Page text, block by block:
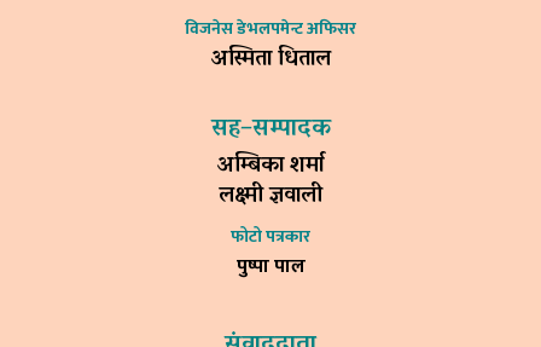
विजनेस डेभलपमेन्ट अफिसर
अस्मिता धिताल
सह–सम्पादक
अम्बिका शर्मा
लक्ष्मी ज्ञवाली
फोटो पत्रकार
पुष्पा पाल